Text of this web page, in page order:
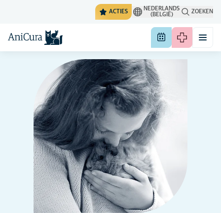
ACTIES
NEDERLANDS
(BELGIË)
ZOEKEN